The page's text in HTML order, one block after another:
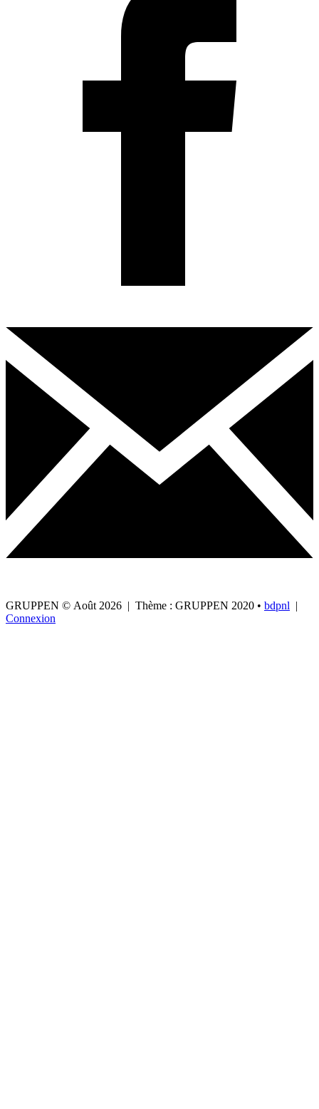
GRUPPEN © Août 2026 | Thème : GRUPPEN 2020 • bdpnl |
Connexion